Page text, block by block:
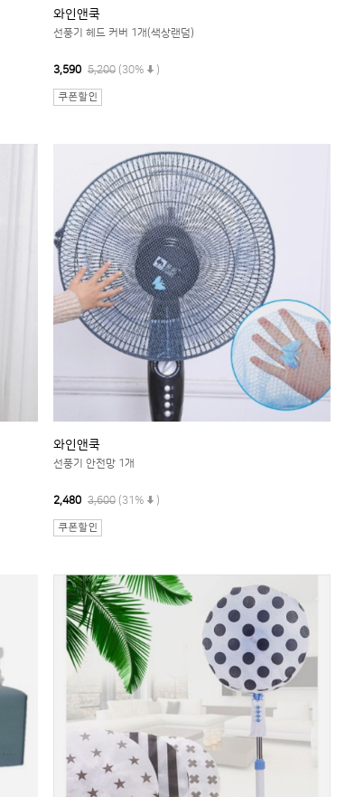
와인앤쿡
선풍기 헤드 커버 1개(색상랜덤)
3,590 5,200 (30% )
와인앤쿡
선풍기 안전망 1개
2,480 3,600 (31% )